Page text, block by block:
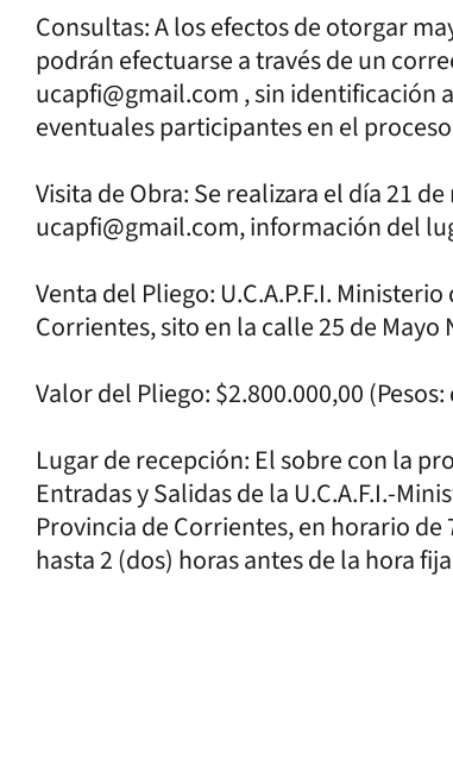
Consultas: A los efectos de otorgar
podrán efectuarse a través de un
ucapfi@gmail.com , sin identificación
eventuales participantes en el
Visita de Obra: Se realizara el día 21
ucapfi@gmail.com, información del
Venta del Pliego: U.C.A.P.F.I.
Corrientes, sito en la calle 25 de Mayo
Valor del Pliego: $2.800.000,00
Lugar de recepción: El sobre con la
Entradas y Salidas de la U.C.A.F.I.-
Provincia de Corrientes, en horario de
hasta 2 (dos) horas antes de la hora